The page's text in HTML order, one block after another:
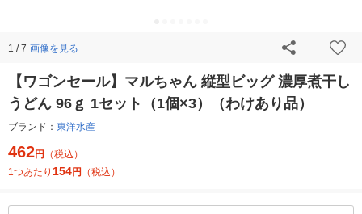
1 / 7 画像を見る
【ワゴンセール】マルちゃん 縦型ビッグ 濃厚煮干し
うどん 96ｇ 1セット（1個×3）（わけあり品）
ブランド： 東洋水産
462円
（税込）
1つあたり 154円 （税込）